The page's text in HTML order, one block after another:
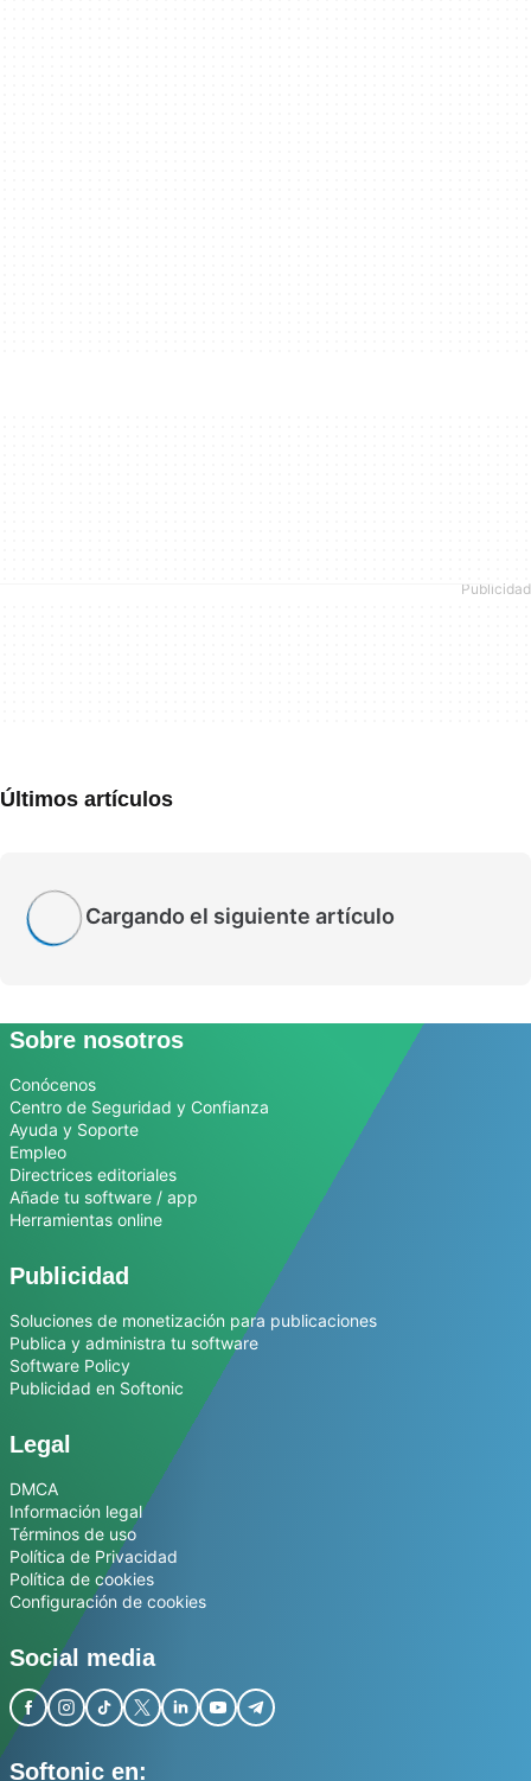
Últimos artículos
Cargando el siguiente artículo
Sobre nosotros
Conócenos
Centro de Seguridad y Confianza
Ayuda y Soporte
Empleo
Directrices editoriales
Añade tu software / app
Herramientas online
Publicidad
Soluciones de monetización para publicaciones
Publica y administra tu software
Software Policy
Publicidad en Softonic
Legal
DMCA
Información legal
Términos de uso
Política de Privacidad
Política de cookies
Configuración de cookies
Social media
Softonic en: